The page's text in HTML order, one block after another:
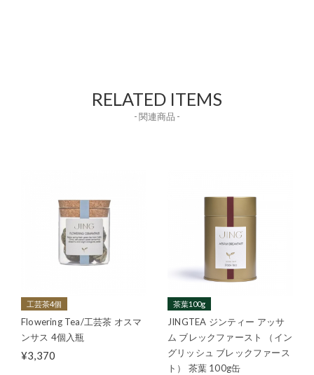
RELATED ITEMS
- 関連商品 -
工芸茶4個
Flowering Tea/工芸茶 オスマ
ンサス 4個入瓶
¥3,370
茶葉100g
JINGTEA ジンティー アッサ
ム ブレックファースト （イン
グリッシュ ブレックファース
ト） 茶葉 100g缶